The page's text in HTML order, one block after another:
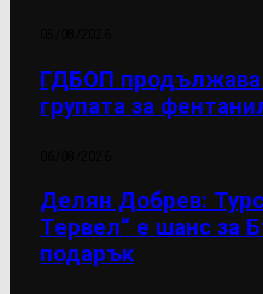
ГДБОП продължава
групата за
Делян Добрев:
Тервел“ е шанс за
подарък